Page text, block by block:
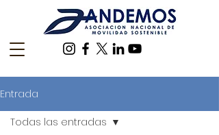
Entrada
Todas las entradas